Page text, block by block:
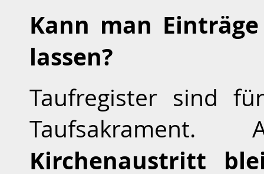
Kann man
lassen?
Taufregister sind
Kirchenaustritt